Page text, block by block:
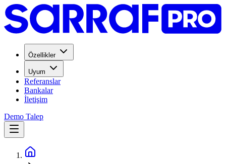
Özellikler
Uyum
Referanslar
Bankalar
İletişim
Demo Talep